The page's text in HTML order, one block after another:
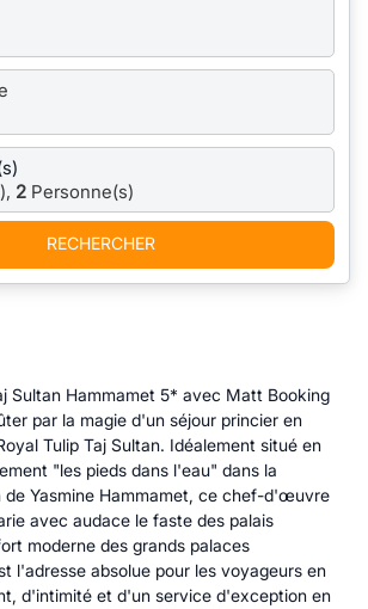
2 Personne(s)
RECHERCHER
Sultan Hammamet 5* avec Matt Booking
par la magie d'un séjour princier en
Tulip Taj Sultan. Idéalement situé en
"les pieds dans l'eau" dans la
de Yasmine Hammamet, ce chef-d'œuvre
avec audace le faste des palais
moderne des grands palaces
l'adresse absolue pour les voyageurs en
d'intimité et d'un service d'exception en